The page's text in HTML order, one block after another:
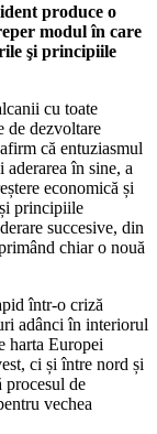
produce o
modul în care
şi principiile
cu toate
de dezvoltare
că entuziasmul
în sine, a
economică și
principiile
succesive, din
chiar o nouă
într-o criză
adânci în interiorul
harta Europei
ci și între nord și
procesul de
vechea